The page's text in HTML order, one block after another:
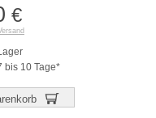
€
bis 10 Tage*